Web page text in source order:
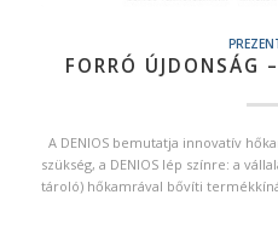
FORRÓ ÚJDONSÁG
A DENIOS bemutatja innovatív
szükség, a DENIOS lép színre: a
tároló) hőkamrával bővíti